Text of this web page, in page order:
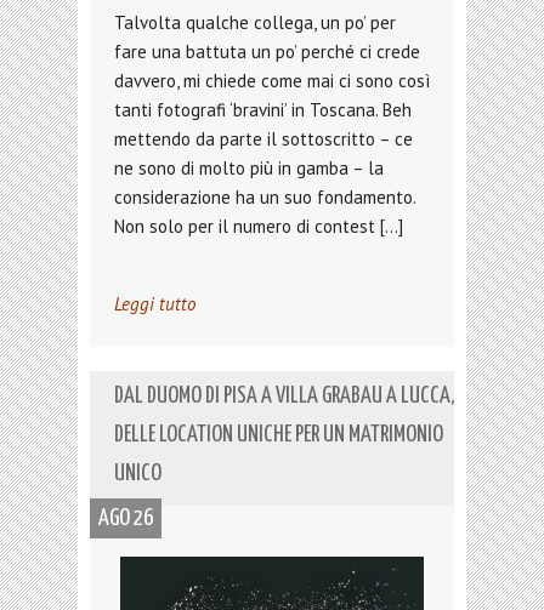
Talvolta qualche collega, un po’ per
fare una battuta un po’ perché ci crede
davvero, mi chiede come mai ci sono così
tanti fotografi ‘bravini’ in Toscana. Beh
mettendo da parte il sottoscritto – ce
ne sono di molto più in gamba – la
considerazione ha un suo fondamento.
Non solo per il numero di contest […]
Leggi tutto
DAL DUOMO DI PISA A VILLA GRABAU A LUCCA,
DELLE LOCATION UNICHE PER UN MATRIMONIO
UNICO
AGO 26